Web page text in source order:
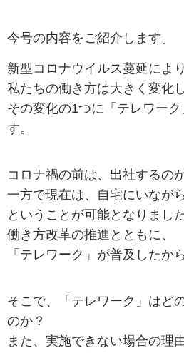
今号の内容をご紹介します。
新型コロナウイルス蔓延により
私たちの働き方は大きく変化
その変化の1つに「テレワー
す。
コロナ禍の前は、出社するの
一方で現在は、自宅にいなが
ということが可能となりました
働き方改革の推進とともに、
「テレワーク」が普及したか
そこで、「テレワーク」はど
のか？
また、実施できない場合の理